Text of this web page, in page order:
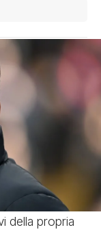
della propria